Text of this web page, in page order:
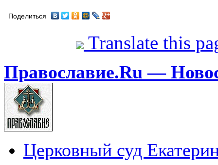
Поделиться
Translate this
Православие.Ru —
Церковный суд